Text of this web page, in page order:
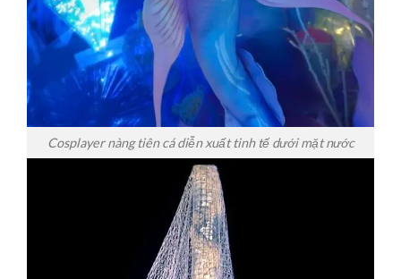
Cosplayer nàng tiên cá diễn xuất tinh tế dưới mặt nước